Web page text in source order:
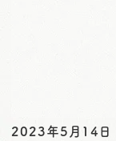
2023年5月14日